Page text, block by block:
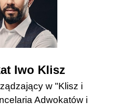
Iwo Klisz
w "Klisz i
Adwokatów i